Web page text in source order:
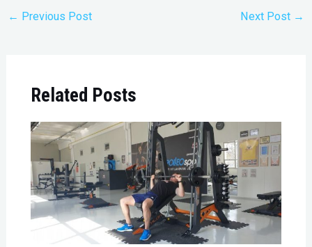
← Previous Post Next Post →
Related Posts